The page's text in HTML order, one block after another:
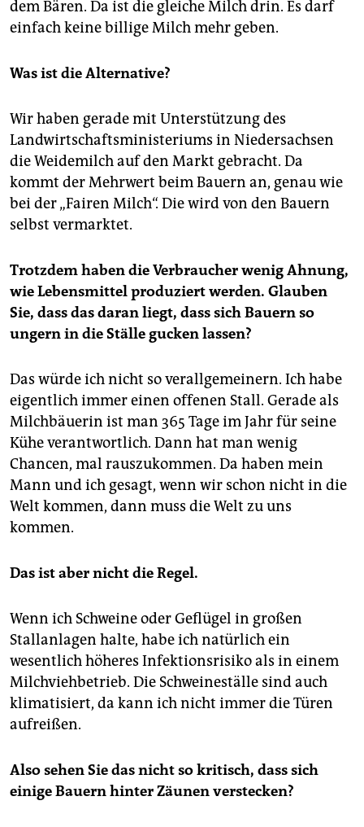
dem Bären. Da ist die gleiche Milch drin. Es darf
einfach keine billige Milch mehr geben.
Was ist die Alternative?
Wir haben gerade mit Unterstützung des
Landwirtschaftsministeriums in Niedersachsen
die Weidemilch auf den Markt gebracht. Da
kommt der Mehrwert beim Bauern an, genau wie
bei der „Fairen Milch“. Die wird von den Bauern
selbst vermarktet.
Trotzdem haben die Verbraucher wenig Ahnung,
wie Lebensmittel produziert werden. Glauben
Sie, dass das daran liegt, dass sich Bauern so
ungern in die Ställe gucken lassen?
Das würde ich nicht so verallgemeinern. Ich habe
eigentlich immer einen offenen Stall. Gerade als
Milchbäuerin ist man 365 Tage im Jahr für seine
Kühe verantwortlich. Dann hat man wenig
Chancen, mal rauszukommen. Da haben mein
Mann und ich gesagt, wenn wir schon nicht in die
Welt kommen, dann muss die Welt zu uns
kommen.
Das ist aber nicht die Regel.
Wenn ich Schweine oder Geflügel in großen
Stallanlagen halte, habe ich natürlich ein
wesentlich höheres Infektionsrisiko als in einem
Milchviehbetrieb. Die Schweineställe sind auch
klimatisiert, da kann ich nicht immer die Türen
aufreißen.
Also sehen Sie das nicht so kritisch, dass sich
einige Bauern hinter Zäunen verstecken?